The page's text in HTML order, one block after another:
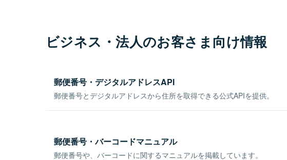
ビジネス・法人のお客さま向け情報
郵便番号・デジタルアドレスAPI
郵便番号とデジタルアドレスから住所を取得できる公式APIを提供。
郵便番号・バーコードマニュアル
郵便番号や、バーコードに関するマニュアルを掲載しています。